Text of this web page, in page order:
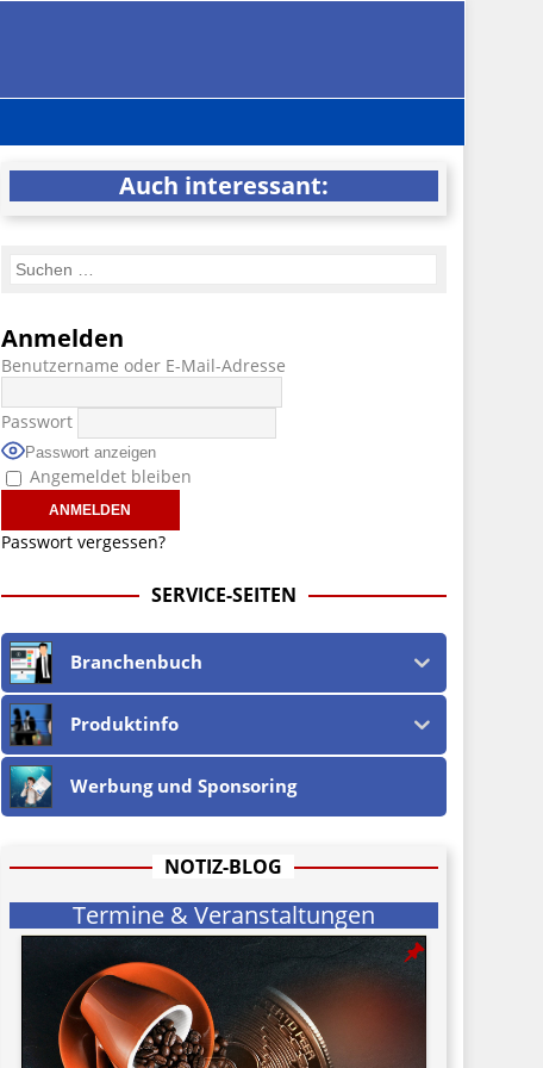
Auch interessant:
Anmelden
Benutzername oder E-Mail-Adresse
Passwort
Passwort anzeigen
Angemeldet bleiben
Passwort vergessen?
SERVICE-SEITEN
Branchenbuch
Produktinfo
Werbung und Sponsoring
NOTIZ-BLOG
Termine & Veranstaltungen